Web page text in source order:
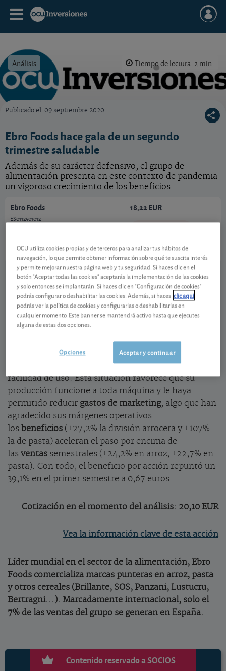
Análisis Tiempo de lectura: 2 min.
Publicado el 09 septiembre 2020
Ebro Foods hace gala de un segundo
trimestre saludable
Además de su carácter defensivo, el grupo de
alimentación presenta en este contexto de pandemia
un vigoroso crecimiento de los beneficios.
Ebro Foods
ES0112501012
18,22 EUR
Ver detalladamente
Mayor consumo en los hogares
Aunque el efecto acopio compulsivo de alimentos ha
quedado atrás, las restricciones de la nueva
normalidad y el miedo a los nuevos rebrotes
impulsarán un mayor consumo en casa durante un
tiempo. Un contexto ideal para los productos de
Ebro, más sofisticados que la media y de mayor
facilidad de uso. Esta situación favorece que su
producción funcione a toda máquina y le haya
permitido reducir gastos de marketing, algo que han
agradecido sus márgenes operativos:
los beneficios (+27,2% la división arrocera y +107%
la de pasta) aceleran el paso por encima de
las ventas semestrales (+24,2% en arroz, +22,7% en
pasta). Con todo, el beneficio por acción repuntó un
39,1% en el primer semestre a 0,67 euros.
Cotización en el momento del análisis: 20,10 EUR
Vea la información clave de esta acción
Líder mundial en el sector de la alimentación, Ebro
Foods comercializa marcas punteras en arroz, pasta
y otros cereales (Brillante, SOS, Panzani, Lustucru,
Bertragni...). Marcadamente internacional, solo el
7% de las ventas del grupo se generan en España.
Contenido reservado a SOCIOS
OCU utiliza cookies propias y de terceros para analizar tus hábitos de
navegación, lo que permite obtener información sobre qué te suscita interés
y permite mejorar nuestra página web y tu seguridad. Si haces clic en el
botón "Aceptar todas las cookies" aceptarás la implementación de las cookies
y solo entonces se implantarán. Si haces clic en "Configuración de cookies"
podrás configurar o deshabilitar las cookies. Además, si haces clic aquí
podrás ver la política de cookies y configurarlas o deshabilitarlas en
cualquier momento. Este banner se mantendrá activo hasta que ejecutes
alguna de estas dos opciones.
Aceptar y continuar
Opciones